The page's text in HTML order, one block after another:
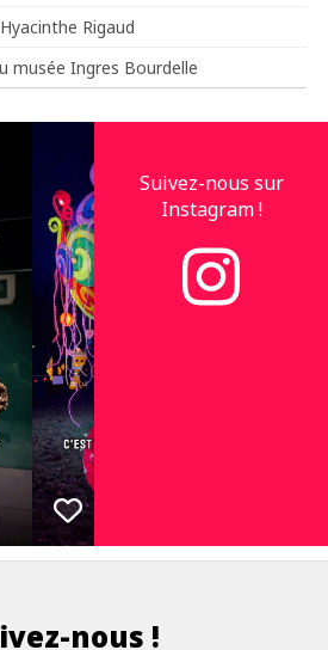
Rigaud
musée Ingres Bourdelle
Suivez-nous sur
Instagram !
nous !